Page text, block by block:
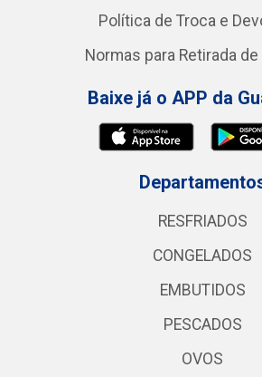
Política de Troca e
Normas para Retirada
Baixe já o APP da
RESFRIADOS
CONGELADOS
EMBUTIDOS
PESCADOS
OVOS